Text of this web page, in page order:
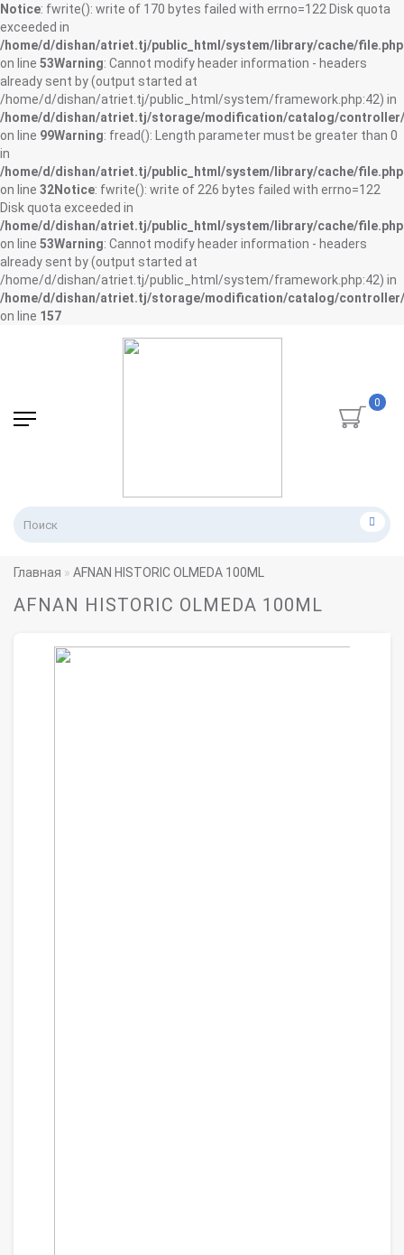
Notice: fwrite(): write of 170 bytes failed with errno=122 Disk quota
exceeded in
/home/d/dishan/atriet.tj/public_html/system/library/cache/file.php
on line 53Warning: Cannot modify header information - headers
already sent by (output started at
/home/d/dishan/atriet.tj/public_html/system/framework.php:42) in
/home/d/dishan/atriet.tj/storage/modification/catalog/
on line 99Warning: fread(): Length parameter must be greater than 0
in
/home/d/dishan/atriet.tj/public_html/system/library/cache/file.php
on line 32Notice: fwrite(): write of 226 bytes failed with errno=122
Disk quota exceeded in
/home/d/dishan/atriet.tj/public_html/system/library/cache/file.php
on line 53Warning: Cannot modify header information - headers
already sent by (output started at
/home/d/dishan/atriet.tj/public_html/system/framework.php:42) in
/home/d/dishan/atriet.tj/storage/modification/catalog/
on line 157
0
Главная AFNAN HISTORIC OLMEDA 100ML
AFNAN HISTORIC OLMEDA 100ML